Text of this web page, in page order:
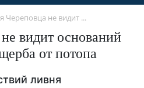
Череповца не видит ...
видит оснований
от потопа
ливня